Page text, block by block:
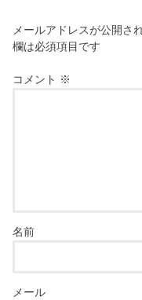
メールアドレスが公開さ
欄は必須項目です
コメント ※
名前
メール